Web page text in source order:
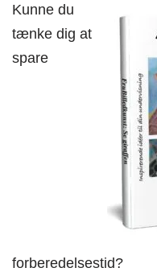
Kunne du
tænke dig at
spare
forberedelsestid?